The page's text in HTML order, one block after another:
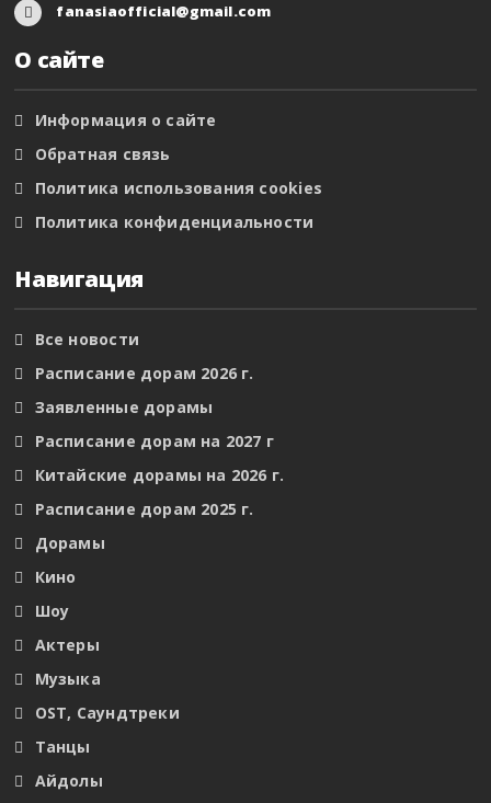
fanasiaofficial@gmail.com
О сайте
Информация о сайте
Обратная связь
Политика использования cookies
Политика конфиденциальности
Навигация
Все новости
Расписание дорам 2026 г.
Заявленные дорамы
Расписание дорам на 2027 г
Китайские дорамы на 2026 г.
Расписание дорам 2025 г.
Дорамы
Кино
Шоу
Актеры
Музыка
OST, Саундтреки
Танцы
Айдолы